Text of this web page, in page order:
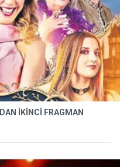
İKİNCİ FRAGMAN